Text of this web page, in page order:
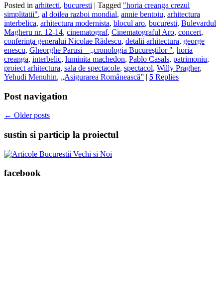
Posted in arhitecti, bucuresti | Tagged "horia creanga crezul
simplitatii", al doilea razboi mondial, annie bentoiu, arhitectura
interbelica, arhitectura modernista, blocul aro, bucuresti, Bulevardul
Magheru nr. 12-14, cinematograf, Cinematograful Aro, concert,
conferinţa generalui Nicolae Rădescu, detalii arhitectura, george
enescu, Gheorghe Parusi – „cronologia Bucureştilor ", horia
creanga, interbelic, luminita machedon, Pablo Casals, patrimoniu,
proiect arhitectura, sala de spectacole, spectacol, Willy Pragher,
Yehudi Menuhin, „Asigurarea Românească” | 5 Replies
Post navigation
← Older posts
sustin si particip la proiectul
facebook